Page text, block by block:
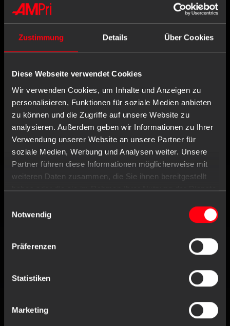
Zustimmung Details Über Cookies
Diese Webseite verwendet Cookies
Wir verwenden Cookies, um Inhalte und Anzeigen zu
personalisieren, Funktionen für soziale Medien anbieten
zu können und die Zugriffe auf unsere Website zu
analysieren. Außerdem geben wir Informationen zu Ihrer
Verwendung unserer Website an unsere Partner für
soziale Medien, Werbung und Analysen weiter. Unsere
Partner führen diese Informationen möglicherweise mit
weiteren Daten zusammen, die Sie ihnen bereitgestellt
haben oder die sie im Rahmen Ihrer Nutzung der Dienste
Notwendig
Präferenzen
Statistiken
Marketing
A standard is a document that specifies
requirements for products, services or
processes.
AMPri Handelsgesellschaft mbH
Benzstraße 16
21423 Winsen/Luhe
Germany
Tel
+49 (0) 4171 / 84 80-0
Fax
+49 (0) 4171 / 84 80-190
Working hours
Fr.
FOLLOW US